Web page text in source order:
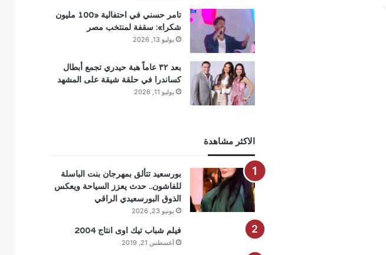
تامر حسني في احتفالية «100 مليون
شكرا»: سقفة لمنتخب مصر
يوليو 13, 2026
بعد ٣٢ عاماً هبة حيدري تجمع أبطال
كساندرا في حلقة شيقة على المشهد
يوليو 11, 2026
الاكثر مشاهدة
بورسعيد تتألق بمهرجان بنت الباسلة
للفاشون.. حدث يعزز السياحة ويعكس
الذوق البورسعيدي الراقي
يونيو 23, 2026
فيلم شباب تيك اوى انتاج 2004
أغسطس 21, 2019